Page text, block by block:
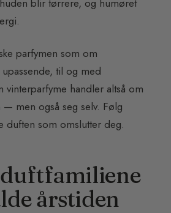
blir tørrere, og humøret
parfymen som om
til og med
vinterparfyme handler altså om
— men også seg selv. Følg
duften som omslutter deg.
duftfamiliene
årstiden